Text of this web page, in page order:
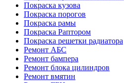
Покраска кузова
Покраска порогов
Покраска рамы
Покраска Раптором
Покраска решетки радиатора
Ремонт АБС
Ремонт бампера
Ремонт блока цилиндров
Ремонт вмятин